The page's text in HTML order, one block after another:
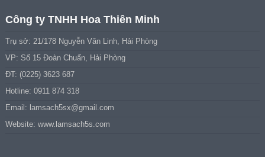
Công ty TNHH Hoa Thiên Minh
Trụ sở: 21/178 Nguyễn Văn Linh, Hải Phòng
VP: Số 15 Đoàn Chuẩn, Hải Phòng
ĐT: (0225) 3623 687
Hotline: 0911 874 318
Email: lamsach5sx@gmail.com
Website: www.lamsach5s.com